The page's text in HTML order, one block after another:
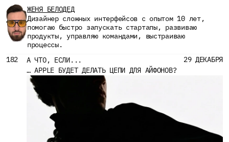
ЖЕНЯ БЕЛОДЕД
Дизайнер сложных интерфейсов с опытом 10 лет,
помогаю быстро запускать стартапы, развиваю
продукты, управляю командами, выстраиваю
процессы.
182
А ЧТО, ЕСЛИ...
29 ДЕКАБРЯ
… APPLE БУДЕТ ДЕЛАТЬ ЦЕПИ ДЛЯ АЙФОНОВ?